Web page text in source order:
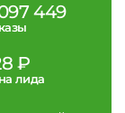
449
₽
лида